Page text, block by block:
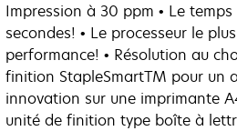
Impression à 30 ppm • Le
secondes! • Le processeur le
performance! • Résolution au
finition StapleSmartTM pour un
innovation sur une imprimante
unité de finition type boîte à